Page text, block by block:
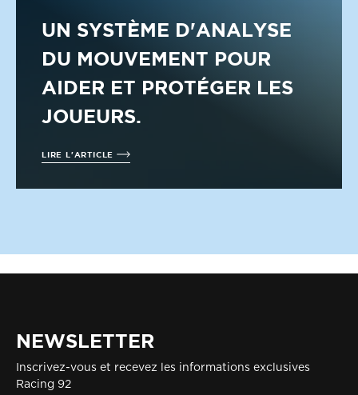
UN SYSTÈME D'ANALYSE
DU MOUVEMENT POUR
AIDER ET PROTÉGER LES
JOUEURS.
LIRE L'ARTICLE
NEWSLETTER
Inscrivez-vous et recevez les informations exclusives
Racing 92